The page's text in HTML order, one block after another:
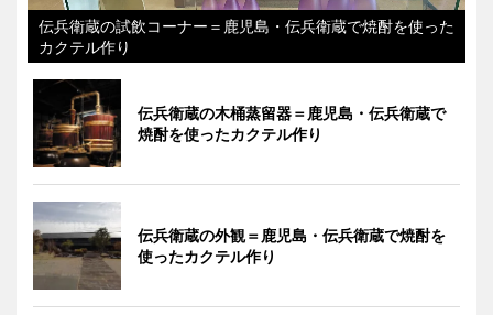
伝兵衛蔵の試飲コーナー＝鹿児島・伝兵衛蔵で焼酎を使った
カクテル作り
伝兵衛蔵の木桶蒸留器＝鹿児島・伝兵衛蔵で
焼酎を使ったカクテル作り
伝兵衛蔵の外観＝鹿児島・伝兵衛蔵で焼酎を
使ったカクテル作り